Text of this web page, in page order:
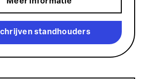
standhouders